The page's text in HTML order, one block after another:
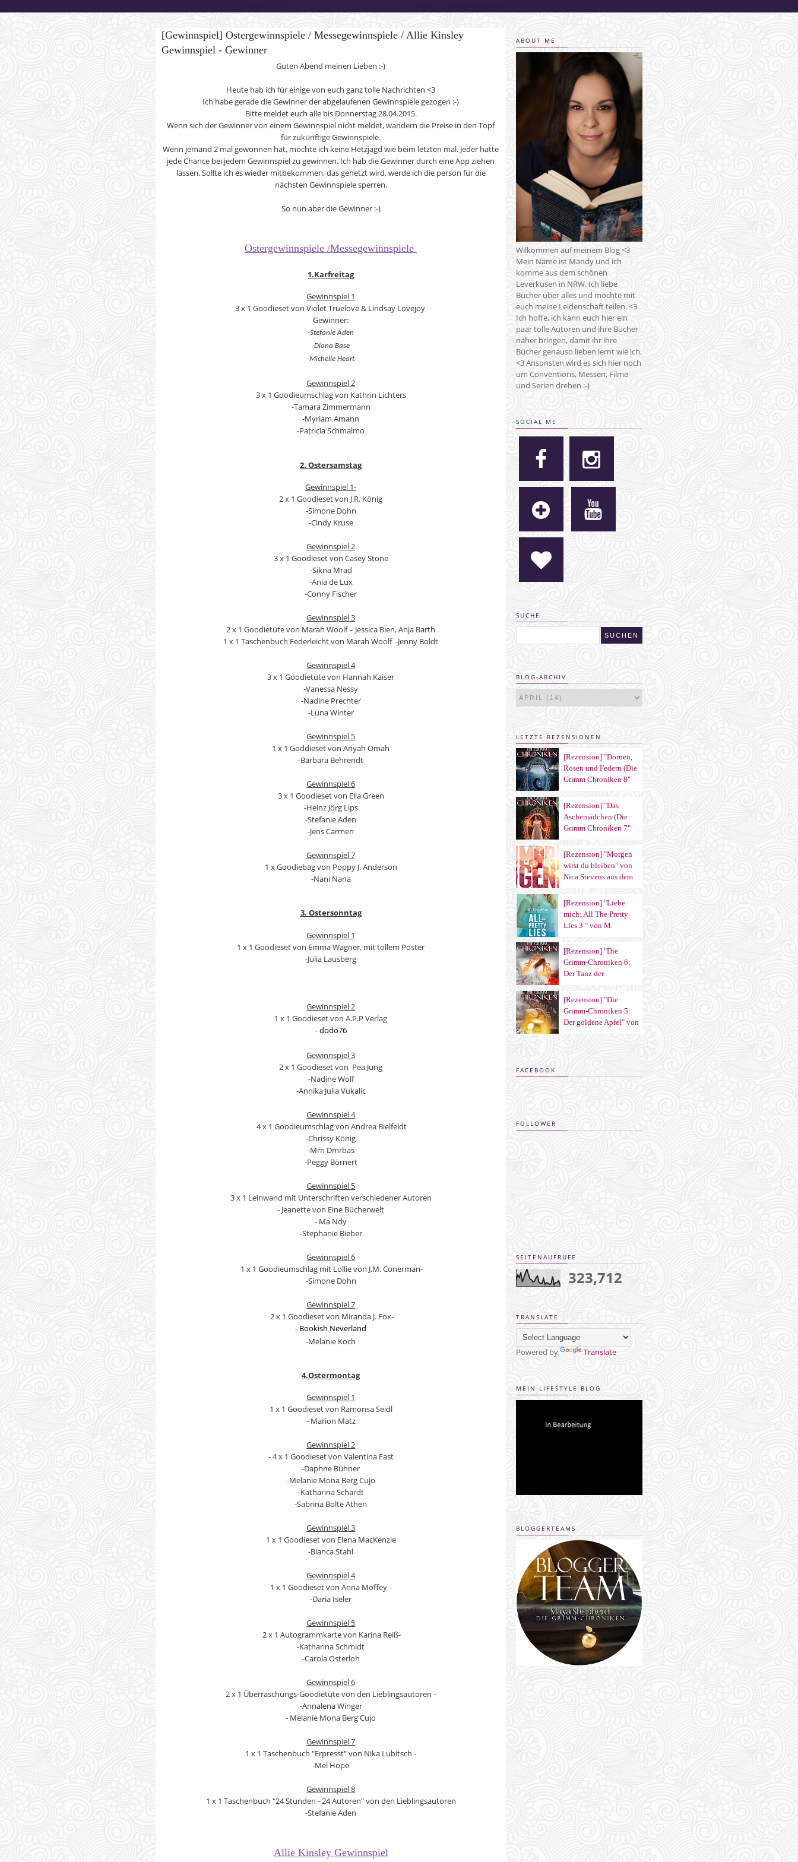
[Gewinnspiel] Ostergewinnspiele / Messegewinnspiele / Allie Kinsley
Gewinnspiel - Gewinner
Guten Abend meinen Lieben :-)
Heute hab ich für einige von euch ganz tolle Nachrichten <3
Ich habe gerade die Gewinner der abgelaufenen Gewinnspiele gezogen :-)
Bitte meldet euch alle bis Donnerstag 28.04.2015.
Wenn sich der Gewinner von einem Gewinnspiel nicht meldet, wandern die Preise in den Topf
für zukünftige Gewinnspiele.
Wenn jemand 2 mal gewonnen hat, möchte ich keine Hetzjagd wie beim letzten mal. Jeder hatte
jede Chance bei jedem Gewinnspiel zu gewinnen. Ich hab die Gewinner durch eine App ziehen
lassen. Sollte ich es wieder mitbekommen, das gehetzt wird, werde ich die person für die
nächsten Gewinnspiele sperren.
So nun aber die Gewinner :-)
Ostergewinnspiele /Messegewinnspiele
1.Karfreitag
Gewinnspiel 1
3 x 1 Goodieset von Violet Truelove & Lindsay Lovejoy
Gewinner:
-Stefanie Aden
-Diana Base
-Michelle Heart
Gewinnspiel 2
3 x 1 Goodieumschlag von Kathrin Lichters
-Tamara Zimmermann
-Myriam Amann
-Patricia Schmalmo
2. Ostersamstag
Gewinnspiel 1-
2 x 1 Goodieset von J.R. König
-Simone Dohn
-Cindy Kruse
Gewinnspiel 2
3 x 1 Goodieset von Casey Stone
-Sikna Mrad
-Ania de Lux
-Conny Fischer
Gewinnspiel 3
2 x 1 Goodietüte von Marah Woolf – Jessica Bien, Anja Barth
1 x 1 Taschenbuch Federleicht von Marah Woolf -Jenny Boldt
Gewinnspiel 4
3 x 1 Goodietüte von Hannah Kaiser
-Vanessa Nessy
-Nadine Prechter
-Luna Winter
Gewinnspiel 5
1 x 1 Goddieset von Anyah Omah
-Barbara Behrendt
Gewinnspiel 6
3 x 1 Goodieset von Ella Green
-Heinz Jörg Lips
-Stefanie Aden
-Jens Carmen
Gewinnspiel 7
1 x Goodiebag von Poppy J. Anderson
-Nani Nana
3. Ostersonntag
Gewinnspiel 1
1 x 1 Goodieset von Emma Wagner, mit tollem Poster
-Julia Lausberg
Gewinnspiel 2
1 x 1 Goodieset von A.P.P Verlag
-dodo76
Gewinnspiel 3
2 x 1 Goodieset von Pea Jung
-Nadine Wolf
-Annika Julia Vukalic
Gewinnspiel 4
4 x 1 Goodieumschlag von Andrea Bielfeldt
-Chrissy König
-Mrn Dmrbas
-Peggy Börnert
Gewinnspiel 5
3 x 1 Leinwand mit Unterschriften verschiedener Autoren
- Jeanette von Eine Bücherwelt
- Ma Ndy
-Stephanie Bieber
Gewinnspiel 6
1 x 1 Goodieumschlag mit Lollie von J.M. Conerman-
-Simone Dohn
Gewinnspiel 7
2 x 1 Goodieset von Miranda J. Fox-
- Bookish Neverland
-Melanie Koch
4.Ostermontag
Gewinnspiel 1
1 x 1 Goodieset von Ramonsa Seidl
- Marion Matz
Gewinnspiel 2
- 4 x 1 Goodieset von Valentina Fast
-Daphne Bühner
-Melanie Mona Berg Cujo
-Katharina Schardt
-Sabrina Bolte Athen
Gewinnspiel 3
1 x 1 Goodieset von Elena MacKenzie
-Bianca Stahl
Gewinnspiel 4
1 x 1 Goodieset von Anna Moffey -
-Daria Iseler
Gewinnspiel 5
2 x 1 Autogrammkarte von Karina Reiß-
-Katharina Schmidt
-Carola Osterloh
Gewinnspiel 6
2 x 1 Überraschungs-Goodietüte von den Lieblingsautoren -
-Annalena Winger
- Melanie Mona Berg Cujo
Gewinnspiel 7
1 x 1 Taschenbuch "Erpresst" von Nika Lubitsch -
-Mel Hope
Gewinnspiel 8
1 x 1 Taschenbuch "24 Stunden - 24 Autoren" von den Lieblingsautoren
-Stefanie Aden
Allie Kinsley Gewinnspiel
ABOUT ME
Wilkommen auf meinem Blog <3
Mein Name ist Mandy und ich
komme aus dem schönen
Leverkusen in NRW. Ich liebe
Bücher über alles und möchte mit
euch meine Leidenschaft teilen. <3
Ich hoffe, ich kann euch hier ein
paar tolle Autoren und ihre Bücher
näher bringen, damit ihr ihre
Bücher genauso lieben lernt wie ich.
<3 Ansonsten wird es sich hier noch
um Conventions, Messen, Filme
und Serien drehen :-)
SOCIAL ME
SUCHE
BLOG-ARCHIV
LETZTE REZENSIONEN
[Rezension] "Dornen,
Rosen und Federn (Die
Grimm Chroniken 8"
aus dem Sternensand
Verlag
[Rezension] "Das
Aschemädchen (Die
Grimm Chroniken 7"
von Maya Shepherd
aus dem Sternensand
Verlag
[Rezension] "Morgen
wirst du bleiben" von
Nica Stevens aus dem
[Rezension] "Liebe
mich: All The Pretty
Lies 3 " von M.
Heyne Verlag
[Rezension] "Die
Grimm-Chroniken 6:
Der Tanz der
Maya Shepherd
[Rezension] "Die
Grimm-Chroniken 5:
Der goldene Apfel" von
FACEBOOK
FOLLOWER
SEITENAUFRUFE
323,712
TRANSLATE
Powered by Translate
MEIN LIFESTYLE BLOG
BLOGGERTEAMS